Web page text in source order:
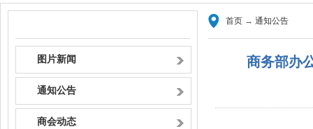
图片新闻
通知公告
商会动态
首页 → 通知公告
商务部办